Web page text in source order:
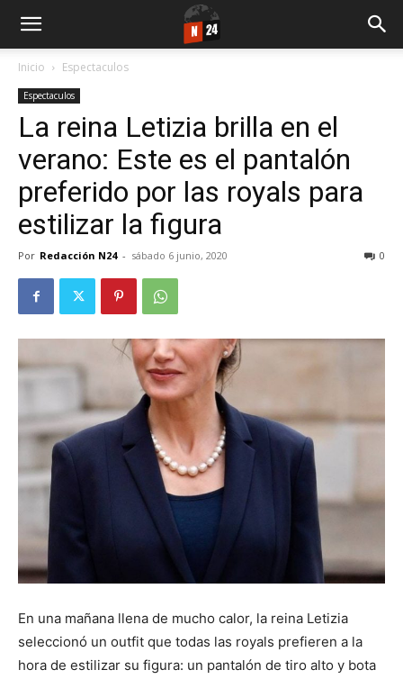
Inicio Espectaculos
Espectaculos
La reina Letizia brilla en el
verano: Este es el pantalón
preferido por las royals para
estilizar la figura
Por Redacción N24 - sábado 6 junio, 2020 0
En una mañana llena de mucho calor, la reina Letizia
seleccionó un outfit que todas las royals prefieren a la
hora de estilizar su figura: un pantalón de tiro alto y bota